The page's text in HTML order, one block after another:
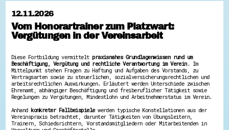
Engagement-Lotsen
Crowdfunding - Viele schaffen mehr
Freiwilligenmanagement
Hessen engagiert - Digitale Themenabende
Kompetenznachweis Hessen
Zeugnisbeiblatt
Service-Learning
Mach dich schlau
GEMA-Pakt
12.11.2026
Vom Honorartrainer zum Platzwart:
Vergütungen in der Vereinsarbeit
Diese Fortbildung vermitteltpraxisnahes Grundlagenwissen rund um
Beschäftigung, Vergütung und rechtliche Verantwortung im Verein. Im
Mittelpunkt stehen Fragen zu Haftung und Aufgaben des Vorstands, zu
Vertragsarten sowie zu steuerlichen, sozialversicherungsrechtlichen und
arbeitsrechtlichen Auswirkungen. Erläutert werden Unterschiede zwischen
Ehrenamt, abhängiger Beschäftigung und freiberuflicher Tätigkeit sowie
Regelungen zu Vergütungen, Mindestlohn und Arbeitnehmerstatus im Verein.
Anhand konkreter Fallbeispielewerden typische Konstellationen aus der
Vereinspraxis betrachtet, darunter Tätigkeiten von Übungsleitern,
Trainern, Schiedsrichtern, Vorstandsmitgliedern oder Mitarbeitenden in